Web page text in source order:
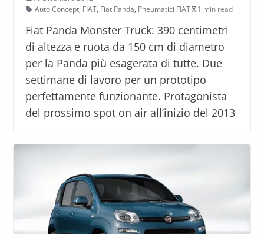
Auto Concept, FIAT, Fiat Panda, Pneumatici FIAT 1 min read
Fiat Panda Monster Truck: 390 centimetri
di altezza e ruota da 150 cm di diametro
per la Panda più esagerata di tutte. Due
settimane di lavoro per un prototipo
perfettamente funzionante. Protagonista
del prossimo spot on air all’inizio del 2013